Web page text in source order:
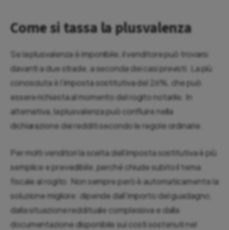
Come si tassa la plusvalenza
Se la plusvalenza è imponibile, il venditore può trovarsi
davanti a due strade, a seconda dei casi previsti. La più
conosciuta è l’imposta sostitutiva del 26%, che può
essere richiesta al momento del rogito notarile. In
alternativa, la plusvalenza può confluire nella
dichiarazione dei redditi secondo le regole ordinarie.
Per molti venditori la scelta dell’imposta sostitutiva è più
semplice e prevedibile, perché chiude subito il tema
fiscale al rogito. Non sempre però è automaticamente la
soluzione migliore: dipende dall’importo del guadagno,
dalla situazione reddituale complessiva e dalla
documentazione disponibile sui costi sostenuti nel